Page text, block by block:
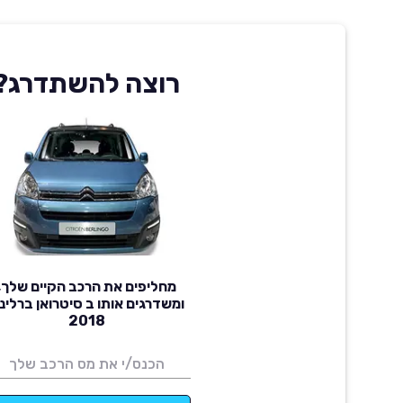
רוצה
מחליפים את הרכב הקיים
ומשדרגים אותו ב סיטרואן
2018